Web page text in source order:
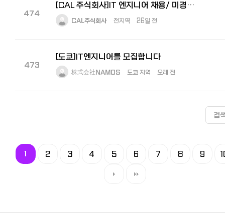
474
[CAL 주식회사]IT 엔지니어 채용/ 미경험 신입사원 적극 채용중
CAL주식회사 전지역 26일 전
473
[도쿄]IT엔지니어를 모집합니다
株式会社NAMOS 도쿄 지역 오래 전
검
1 2 3 4 5 6 7 8 9